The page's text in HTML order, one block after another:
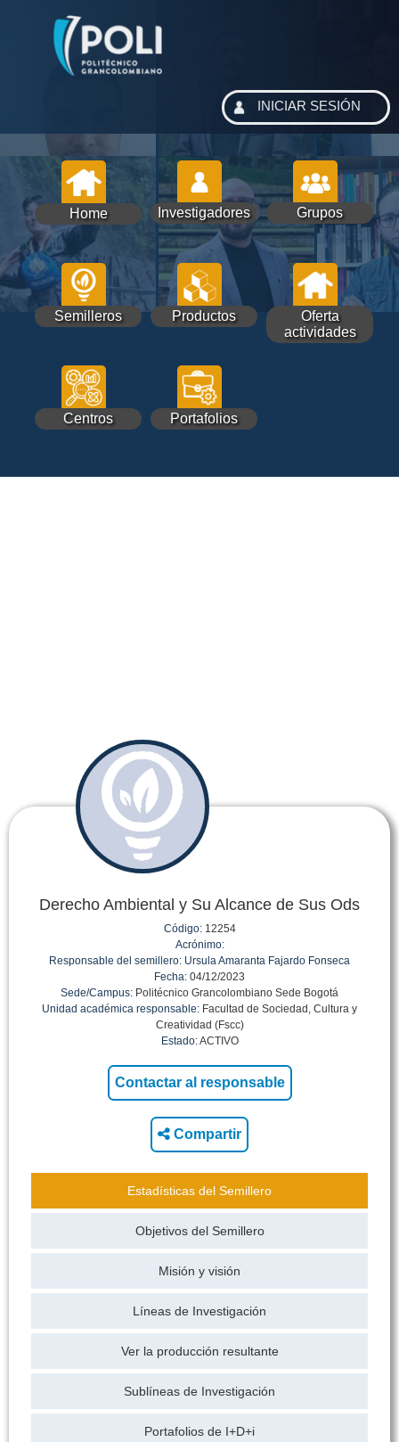
Home Investigadores Grupos
Semilleros Productos
Oferta
actividades
Centros Portafolios
INICIAR SESIÓN
Derecho Ambiental y Su Alcance de Sus Ods
Código:12254
Acrónimo:
Responsable del semillero: Ursula Amaranta Fajardo Fonseca
Fecha: 04/12/2023
Sede/Campus: Politécnico Grancolombiano Sede Bogotá
Unidad académica responsable: Facultad de Sociedad, Cultura y
Creatividad (Fscc)
Estado:ACTIVO
Compartir
Estadísticas del Semillero
Objetivos del Semillero
Misión y visión
Líneas de Investigación
Ver la producción resultante
Sublíneas de Investigación
Portafolios de I+D+i